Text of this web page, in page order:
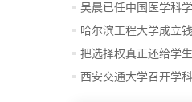
吴晨已任中国医学科
校长
哈尔滨工程大学成立
博...
把选择权真正还给学
策...
西安交通大学召开学